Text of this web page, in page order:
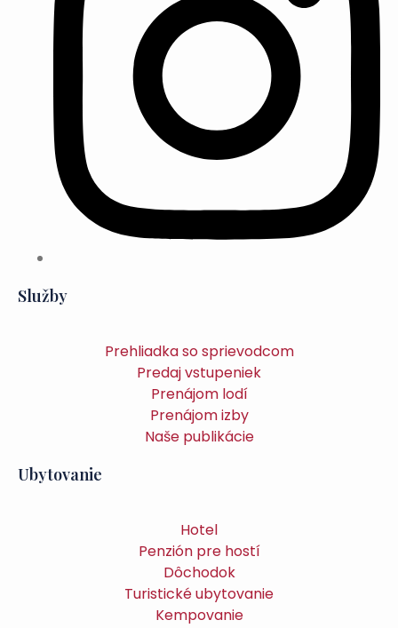
Služby
Prehliadka so sprievodcom
Predaj vstupeniek
Prenájom lodí
Prenájom izby
Naše publikácie
Ubytovanie
Hotel
Penzión pre hostí
Dôchodok
Turistické ubytovanie
Kempovanie